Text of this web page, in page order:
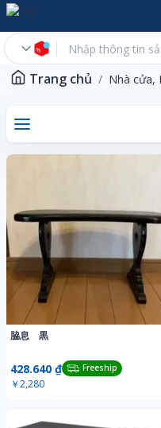
Trang chủ Nhà cửa,
脇息 黒
428.640 ₫ Freeship
￥2,280